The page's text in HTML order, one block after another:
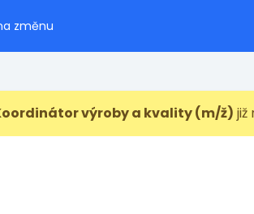
změnu
výroby a kvality (m/ž) již